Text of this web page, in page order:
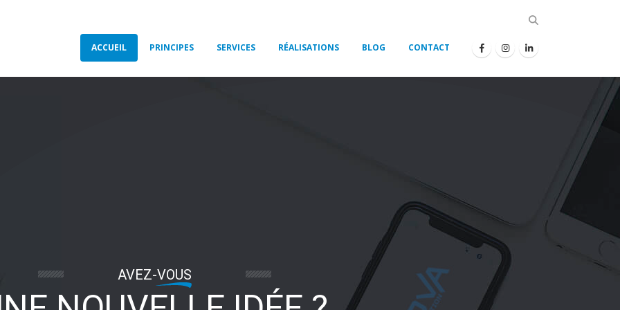
ACCUEIL PRINCIPES SERVICES RÉALISATIONS BLOG CONTACT
AVEZ-VOUS